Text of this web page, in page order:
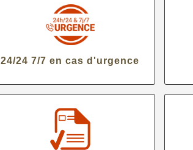
24/24 7/7 en cas d'urgence